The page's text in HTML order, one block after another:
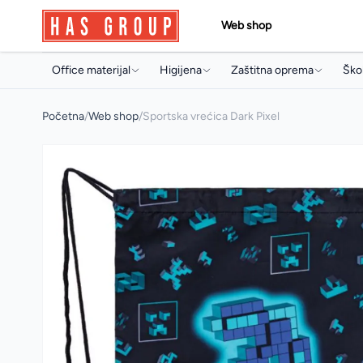
Web shop
Office materijal
Pisaći program
Uredski pribor
Artikli za prezentaciju
Uredski aparati i prateća oprema
Multimedija
Poslovna galanterija
Higijena
Osvježivači prostora
Koncentrati za čišćenje
Sredstva za profesionalnu
mašinsku upotrebu
Sredstva za čišćenje
Deterdženti
Zaštitna oprema
Početna/Web shop/Sportska vrećica Dark Pixel